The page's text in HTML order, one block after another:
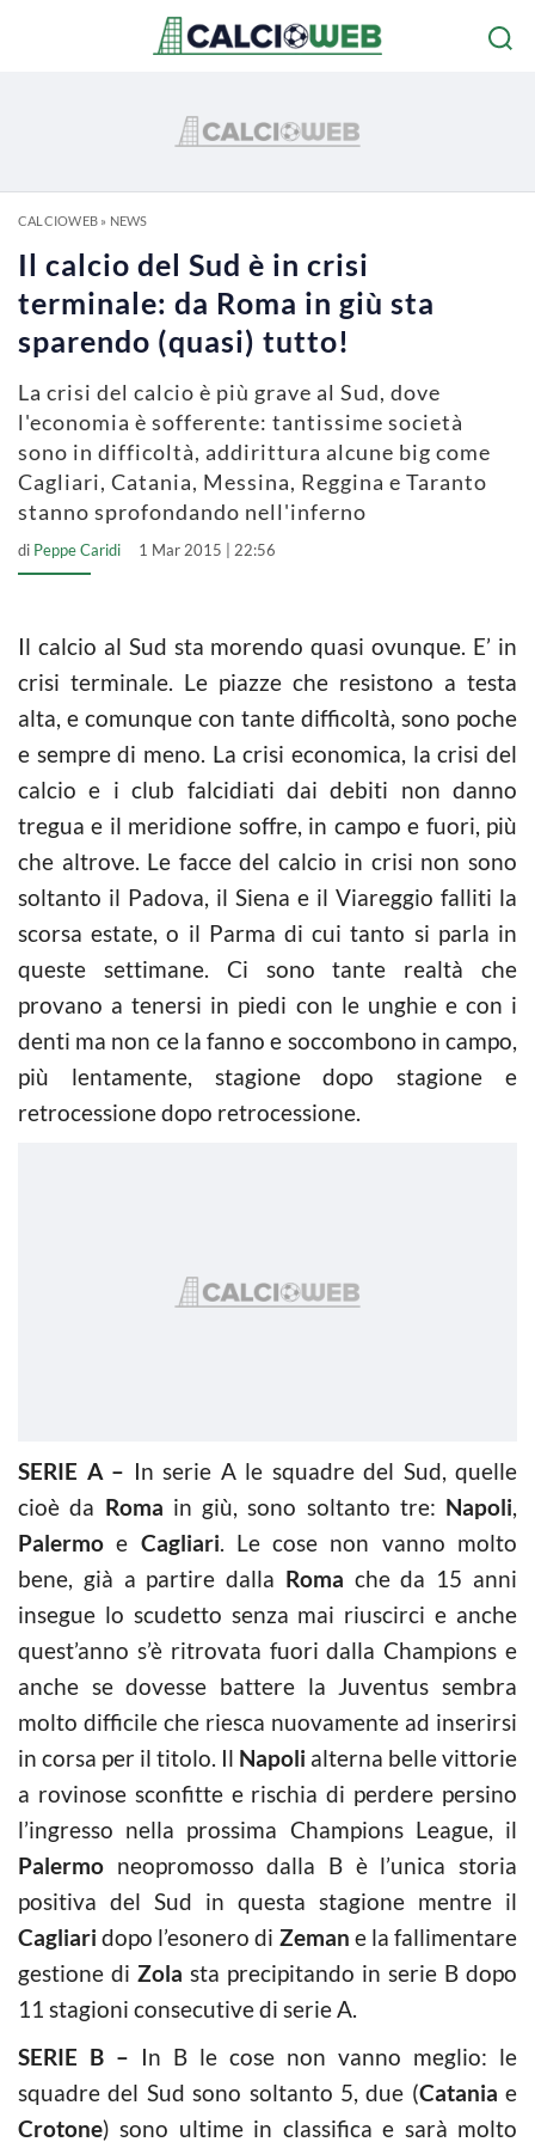
CALCIOWEB» NEWS
Il calcio del Sud è in crisi
terminale: da Roma in giù sta
sparendo (quasi) tutto!
La crisi del calcio è più grave al Sud, dove
l'economia è sofferente: tantissime società
sono in difficoltà, addirittura alcune big come
Cagliari, Catania, Messina, Reggina e Taranto
stanno sprofondando nell'inferno
di Peppe Caridi 1 Mar 2015 | 22:56
Il calcio al Sud sta morendo quasi ovunque. E’ in
crisi terminale. Le piazze che resistono a testa
alta, e comunque con tante difficoltà, sono poche
e sempre di meno. La crisi economica, la crisi del
calcio e i club falcidiati dai debiti non danno
tregua e il meridione soffre, in campo e fuori, più
che altrove. Le facce del calcio in crisi non sono
soltanto il Padova, il Siena e il Viareggio falliti la
scorsa estate, o il Parma di cui tanto si parla in
queste settimane. Ci sono tante realtà che
provano a tenersi in piedi con le unghie e con i
denti ma non ce la fanno e soccombono in campo,
più lentamente, stagione dopo stagione e
retrocessione dopo retrocessione.
SERIE A – In serie A le squadre del Sud, quelle
cioè da Roma in giù, sono soltanto tre: Napoli,
Palermo e Cagliari. Le cose non vanno molto
bene, già a partire dalla Roma che da 15 anni
insegue lo scudetto senza mai riuscirci e anche
quest’anno s’è ritrovata fuori dalla Champions e
anche se dovesse battere la Juventus sembra
molto difficile che riesca nuovamente ad inserirsi
in corsa per il titolo. Il Napoli alterna belle vittorie
a rovinose sconfitte e rischia di perdere persino
l’ingresso nella prossima Champions League, il
Palermo neopromosso dalla B è l’unica storia
positiva del Sud in questa stagione mentre il
Cagliari dopo l’esonero di Zeman e la fallimentare
gestione di Zola sta precipitando in serie B dopo
11 stagioni consecutive di serie A.
SERIE B – In B le cose non vanno meglio: le
squadre del Sud sono soltanto 5, due (Catania e
Crotone) sono ultime in classifica e sarà molto